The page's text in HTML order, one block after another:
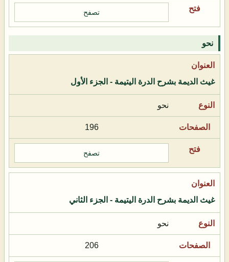
تصفح
نحو
غيث الديمة بشرح الدرة اليتيمة - الجزء الأول
نحو
196
تصفح
غيث الديمة بشرح الدرة اليتيمة - الجزء الثاني
نحو
206